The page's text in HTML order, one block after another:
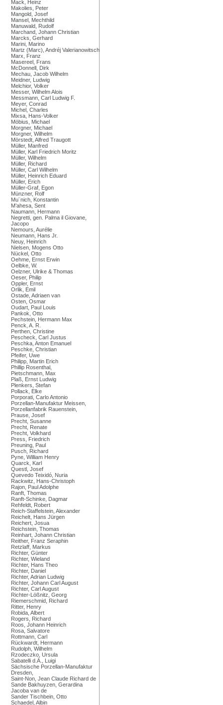
Mack, Heinz
Makolies, Peter
Mangold, Josef
Mansel, Mechthild
Manuwald, Rudolf
Marchand, Johann Christian
Marcks, Gerhard
Marini, Marino
Martz (Marc), Andréj Valerianowitsch
Marx, Franz
Masereel, Frans
McDonnell, Dirk
Mechau, Jacob Wilhelm
Meidner, Ludwig
Melchior, Volker
Messer, Wilhelm Alois
Messmann, Carl Ludwig F.
Meyer, Conrad
Michel, Charles
Mixsa, Hans-Volker
Möbius, Michael
Morgner, Michael
Morgner, Wilhelm
Mörstedt, Alfred Traugott
Müller, Manfred
Müller, Karl Friedrich Moritz
Müller, Wilhelm
Müller, Richard
Müller, Carl Wilhelm
Müller, Heinrich Eduard
Müller, Erich
Müller-Graf, Egon
Münzner, Rolf
Mu¨nich, Konstantin
M’ahesa, Sent
Naumann, Hermann
Negretti, gen. Palma il Giovane,
Jacopo
Nemours, Aurélie
Neumann, Hans Jr.
Neuy, Heinrich
Nielsen, Mogens Otto
Nückel, Otto
Oehme, Ernst Erwin
Oelbke, W.
Oelzner, Ulrike & Thomas
Oeser, Philip
Oppler, Ernst
Orlik, Emil
Ostade, Adriaen van
Osten, Osmar
Oudart, Paul Louis
Pankok, Otto
Pechstein, Hermann Max
Penck, A. R.
Perthen, Christine
Pescheck, Carl Justus
Peschka, Anton Emanuel
Peschke, Christian
Pfeifer, Uwe
Philipp, Martin Erich
Phillip Rosenthal,
Pietschmann, Max
Plaß, Ernst Ludwig
Plenkers, Stefan
Pollack, Elke
Porporati, Carlo Antonio
Porzellan-Manufaktur Meissen,
Porzellanfabrik Rauenstein,
Prause, Josef
Precht, Susanne
Precht, Renate
Precht, Volkhard
Press, Friedrich
Preuning, Paul
Pusch, Richard
Pyne, William Henry
Quarck, Karl
Questl, Josef
Quevedo Teixidó, Nuria
Rackwitz, Hans-Christoph
Rajon, Paul Adolphe
Ranft, Thomas
Ranft-Schinke, Dagmar
Rehfeldt, Robert
Reich-Staffelstein, Alexander
Reichelt, Hans Jürgen
Reichert, Josua
Reichstein, Thomas
Reinhart, Johann Christian
Reither, Franz Seraphin
Retzlaff, Markus
Richter, Günter
Richter, Wieland
Richter, Hans Theo
Richter, Daniel
Richter, Adrian Ludwig
Richter, Johann Carl August
Richter, Carl August
Richter-Lößnitz, Georg
Riemerschmid, Richard
Ritter, Henry
Robida, Albert
Rogers, Richard
Roos, Johann Heinrich
Rosa, Salvatore
Rottmann, Carl
Rückwardt, Hermann
Rudolph, Wilhelm
Rzodeczko, Ursula
Sabatelli d.Ä., Luigi
Sächsische Porzellan-Manufaktur
Dresden,
Saint-Non, Jean Claude Richard de
Sande Bakhuyzen, Gerardina
Jacoba van de
Sander Tischbein, Otto
Schaedel, Albin